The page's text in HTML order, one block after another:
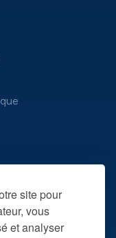
site pour
vous
et analyser
du recrutement et
répondre à leurs